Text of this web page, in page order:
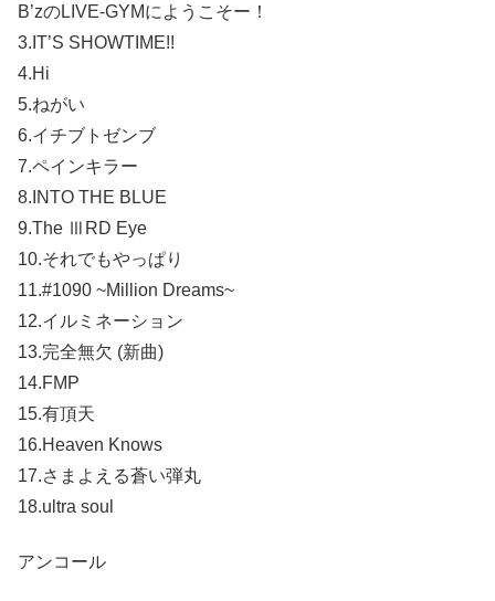
B’zのLIVE-GYMにようこそー！
3.IT’S SHOWTIME!!
4.Hi
5.ねがい
6.イチブトゼンブ
7.ペインキラー
8.INTO THE BLUE
9.The ⅢRD Eye
10.それでもやっぱり
11.#1090 ~Million Dreams~
12.イルミネーション
13.完全無欠 (新曲)
14.FMP
15.有頂天
16.Heaven Knows
17.さまよえる蒼い弾丸
18.ultra soul
アンコール